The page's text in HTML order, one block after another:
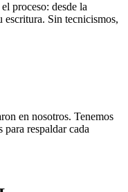
proceso: desde la
escritura. Sin tecnicismos,
en nosotros. Tenemos
respaldar cada